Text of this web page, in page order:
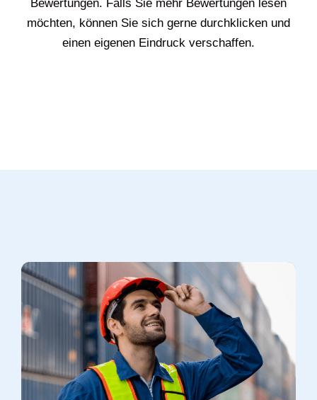
Bewertungen. Falls Sie mehr Bewertungen lesen
möchten, können Sie sich gerne durchklicken und
einen eigenen Eindruck verschaffen.